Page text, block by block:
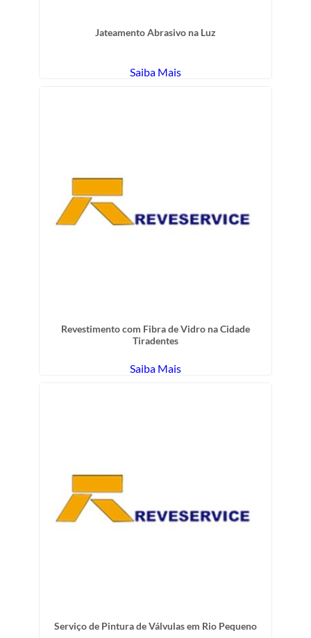
Jateamento Abrasivo na Luz
Saiba Mais
Revestimento com Fibra de Vidro na Cidade
Tiradentes
Saiba Mais
Serviço de Pintura de Válvulas em Rio Pequeno